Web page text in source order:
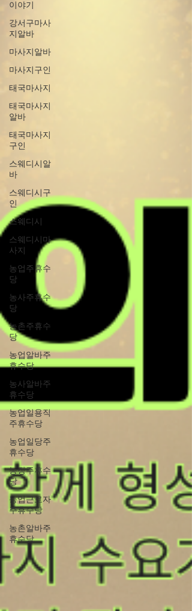
이야기
강서구마사
지알바
마사지알바
마사지구인
태국마사지
태국마사지
알바
태국마사지
구인
스웨디시알
바
스웨디시구
인
스웨디시
스웨디시마
사지
농업주휴수
당
농사주휴수
당
농촌주휴수
당
농업알바주
휴수당
농사알바주
휴수당
농업일용직
주휴수당
농업일당주
휴수당
농장주휴수
당
농업근로자
주휴수당
농촌알바주
휴수당